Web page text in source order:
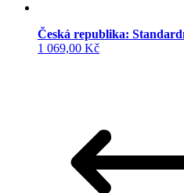
Česká republika:
1 069,00 Kč